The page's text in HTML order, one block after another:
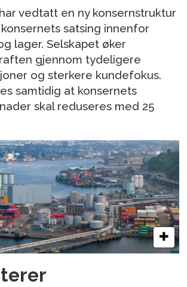
vedtatt en ny konsernstruktur
satsing innenfor
lager. Selskapet øker
gjennom tydeligere
og sterkere kundefokus.
samtidig at konsernets
skal reduseres med 25